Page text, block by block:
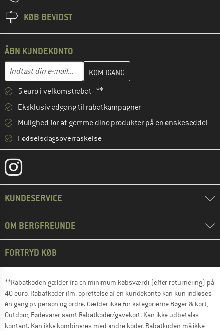
KØB BEVIDST
ÅBN KUNDEKONTO
E-mail-adresse
Indtast din e-mailadresse her, og opret i næste trin din
5 euro i velkomstrabat **
Eksklusiv adgang til rabatkampagner
Mulighed for at gemme dine produkter på en ønskeseddel
Fødselsdagsoverraskelse
KUNDESERVICE
OM BERGFREUNDE
FORTRYD KØB
**Rabatkoden gælder fra en minimum købsværdi (efter returnering) på
40 euro. Rabatkoder ifm. oprettelse af en kundekonto kan kun indløses
én gang pr. person og ordre. Gælder ikke for kategorierne Bøger & kort,
Outdoor, Fødevarer samt Rabatkoder/gavekort. Kan ikke udbetales
kontant. Kan ikke kombineres med andre koder. Rabatkoden må ikke